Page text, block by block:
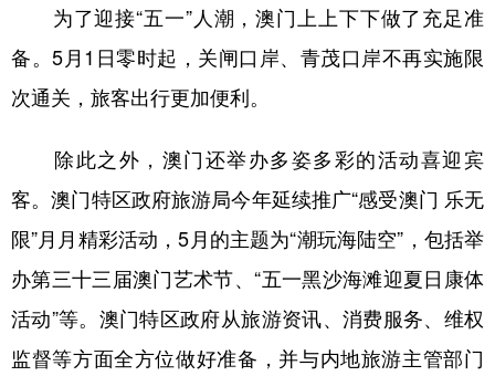
为了迎接“五一”人潮，澳门上上下下做了充足准
备。5月1日零时起，关闸口岸、青茂口岸不再实施限
次通关，旅客出行更加便利。
除此之外，澳门还举办多姿多彩的活动喜迎宾
客。澳门特区政府旅游局今年延续推广“感受澳门 乐无
限”月月精彩活动，5月的主题为“潮玩海陆空”，包括举
办第三十三届澳门艺术节、“五一黑沙海滩迎夏日康体
活动”等。澳门特区政府从旅游资讯、消费服务、维权
监督等方面全方位做好准备，并与内地旅游主管部门